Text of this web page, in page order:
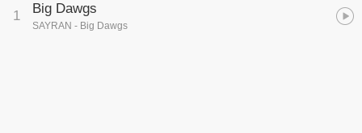
1 Big Dawgs
SAYRAN - Big Dawgs